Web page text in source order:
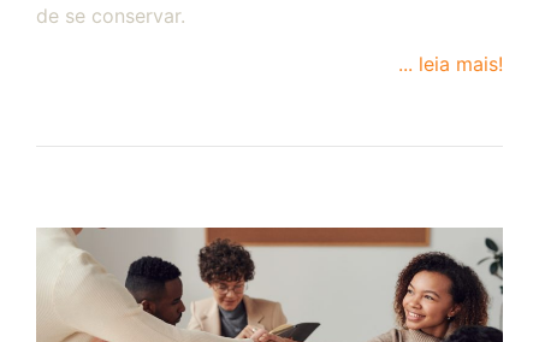
de se conservar.
... leia mais!